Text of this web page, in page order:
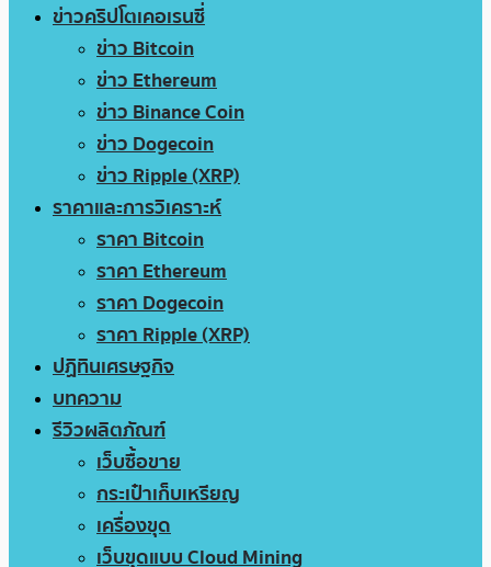
ข่าวคริปโตเคอเรนซี่
ข่าว Bitcoin
ข่าว Ethereum
ข่าว Binance Coin
ข่าว Dogecoin
ข่าว Ripple (XRP)
ราคาและการวิเคราะห์
ราคา Bitcoin
ราคา Ethereum
ราคา Dogecoin
ราคา Ripple (XRP)
ปฏิทินเศรษฐกิจ
บทความ
รีวิวผลิตภัณฑ์
เว็บซื้อขาย
กระเป๋าเก็บเหรียญ
เครื่องขุด
เว็บขุดแบบ Cloud Mining